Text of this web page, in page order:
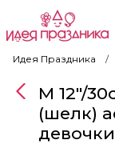
Идея Праздника
M 12"/
(шелк)
девочки